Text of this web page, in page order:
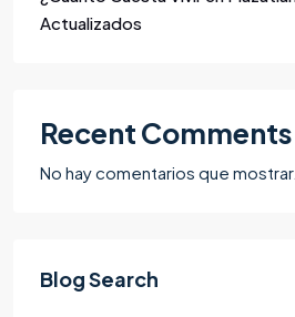
Actualizados
Recent Comments
No hay comentarios que mostrar.
Blog Search